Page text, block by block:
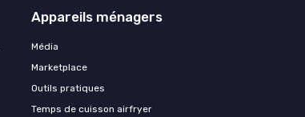
Appareils ménagers
Média
Marketplace
Outils pratiques
Temps de cuisson airfryer